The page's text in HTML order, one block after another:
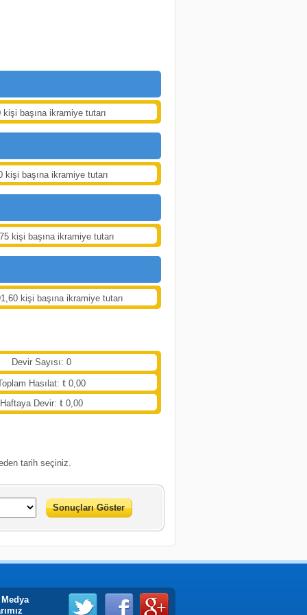
kişi başına ikramiye tutarı
kişi başına ikramiye tutarı
kişi başına ikramiye tutarı
kişi başına ikramiye tutarı
Devir Sayısı: 0
Hasılat:
0,00
Haftaya Devir:
0,00
tarih seçiniz.
Sonuçları Göster